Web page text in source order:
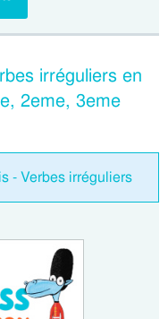
irréguliers en
2eme, 3eme
- Verbes irréguliers